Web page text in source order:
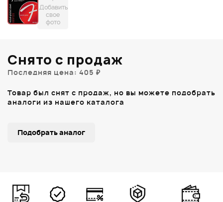
Добавить
свое
фото
Снято с продаж
Последняя цена: 405 ₽
Товар был снят с продаж, но вы можете подобрать
аналоги из нашего каталога
Подобрать аналог